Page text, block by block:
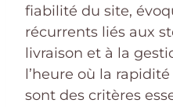
fiabilité du site,
récurrents liés aux
livraison et à la
l’heure où la
sont des critères